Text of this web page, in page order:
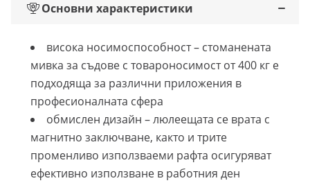
Основни характеристики
висока носимоспособност – стоманената
мивка за съдове с товароносимост от 400 кг е
подходяща за различни приложения в
професионалната сфера
обмислен дизайн – люлеещата се врата с
магнитно заключване, както и трите
променливо използваеми рафта осигуряват
ефективно използване в работния ден